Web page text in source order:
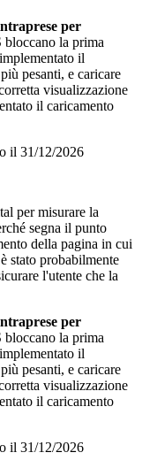
per
bloccano la prima
il
pesanti, e caricare
visualizzazione
il caricamento
il 31/12/2026
per misurare la
segna il punto
della pagina in cui
stato probabilmente
l'utente che la
per
bloccano la prima
il
pesanti, e caricare
visualizzazione
il caricamento
il 31/12/2026